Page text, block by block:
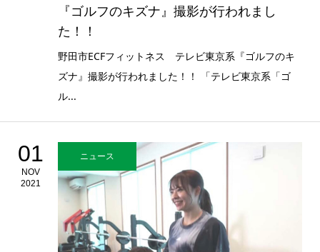
『ゴルフのキズナ』撮影が行われまし
た！！
野田市ECFフィットネス テレビ東京系『ゴルフのキ
ズナ』撮影が行われました！！ 「テレビ東京系「ゴ
ル...
01
NOV
2021
ニュース